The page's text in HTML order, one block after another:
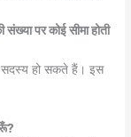
पर कोई सीमा होती
हो सकते हैं। इस